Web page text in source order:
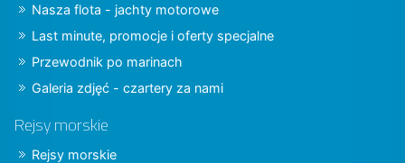
Nasza flota - jachty motorowe
Last minute, promocje i oferty specjalne
Przewodnik po marinach
Galeria zdjęć - czartery za nami
Rejsy morskie
Rejsy morskie